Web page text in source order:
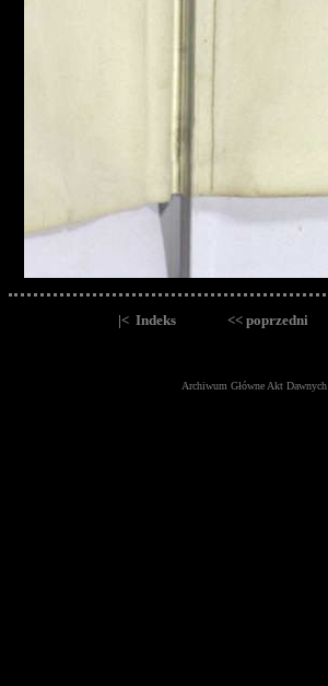
|< Indeks << poprzedni
Archiwum Główne Akt Dawnych